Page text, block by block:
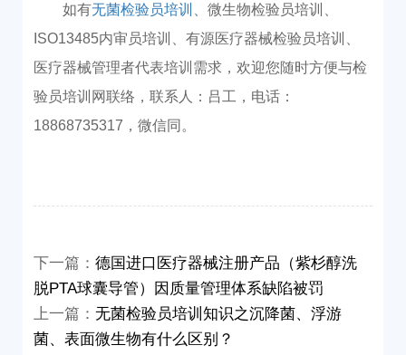
如有无菌检验员培训
、微生物检验员培训、
ISO13485内审员培训、有源医疗器械检验员培训、
医疗器械管理者代表培训需求，欢迎您随时方便与检
验员培训网联络，联系人：吕工，电话：
18868735317，微信同。
下一篇：德国进口医疗器械注册产品（紫杉醇洗
脱PTA球囊导管）因质量管理体系缺陷被罚
上一篇：无菌检验员培训知识之沉降菌、浮游
菌、表面微生物有什么区别？